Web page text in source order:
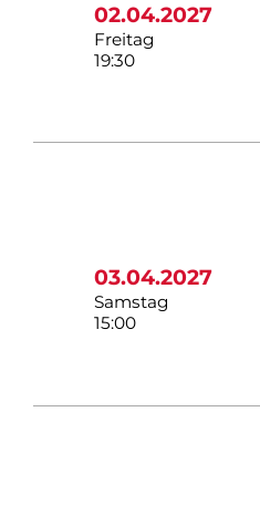
02.04.2027
Freitag
19:30
03.04.2027
Samstag
15:00